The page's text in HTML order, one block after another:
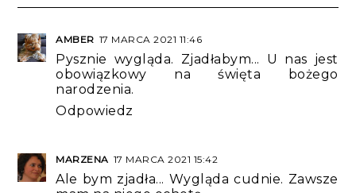
AMBER 17 MARCA 2021 11:46
Pysznie wygląda. Zjadłabym... U nas jest
obowiązkowy na święta bożego
narodzenia.
Odpowiedz
MARZENA 17 MARCA 2021 15:42
Ale bym zjadła... Wygląda cudnie. Zawsze